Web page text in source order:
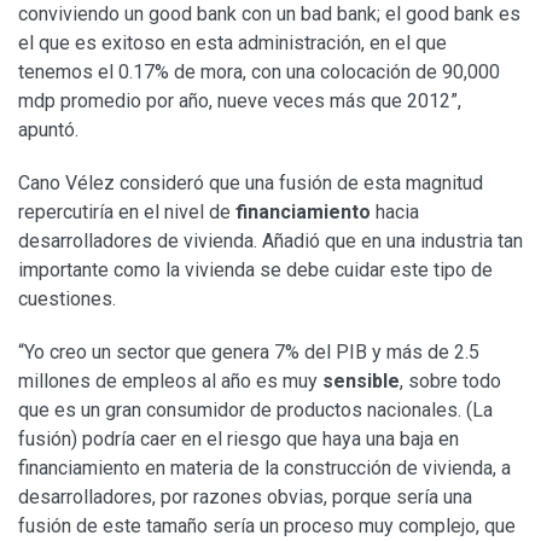
conviviendo un good bank con un bad bank; el good bank es
el que es exitoso en esta administración, en el que
tenemos el 0.17% de mora, con una colocación de 90,000
mdp promedio por año, nueve veces más que 2012”,
apuntó.
Cano Vélez consideró que una fusión de esta magnitud
repercutiría en el nivel de financiamiento hacia
desarrolladores de vivienda. Añadió que en una industria tan
importante como la vivienda se debe cuidar este tipo de
cuestiones.
“Yo creo un sector que genera 7% del PIB y más de 2.5
millones de empleos al año es muy sensible, sobre todo
que es un gran consumidor de productos nacionales. (La
fusión) podría caer en el riesgo que haya una baja en
financiamiento en materia de la construcción de vivienda, a
desarrolladores, por razones obvias, porque sería una
fusión de este tamaño sería un proceso muy complejo, que